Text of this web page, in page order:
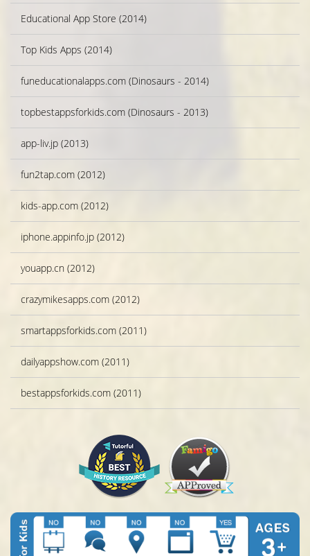
Educational App Store (2014)
Top Kids Apps (2014)
funeducationalapps.com (Dinosaurs - 2014)
topbestappsforkids.com (Dinosaurs - 2013)
app-liv.jp (2013)
fun2tap.com (2012)
kids-app.com (2012)
iphone.appinfo.jp (2012)
youapp.cn (2012)
crazymikesapps.com (2012)
smartappsforkids.com (2011)
dailyappshow.com (2011)
bestappsforkids.com (2011)